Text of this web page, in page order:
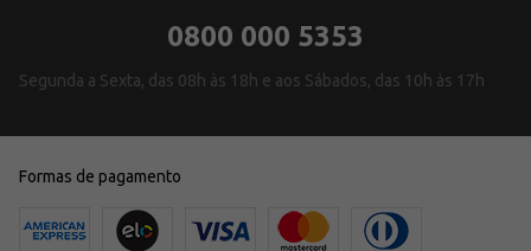
0800 000 5353
Segunda a Sexta, das 08h às 18h e aos Sábados, das 10h às 17h
Formas de pagamento